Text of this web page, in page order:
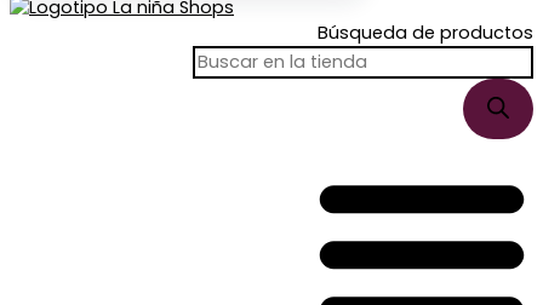
Búsqueda de productos